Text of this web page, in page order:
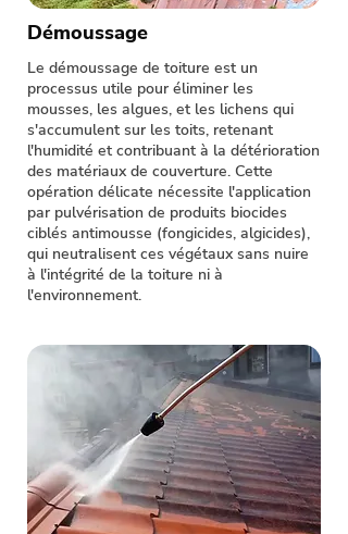
Démoussage
Le démoussage de toiture est un
processus utile pour éliminer les
mousses, les algues, et les lichens qui
s'accumulent sur les toits, retenant
l'humidité et contribuant à la détérioration
des matériaux de couverture. Cette
opération délicate nécessite l'application
par pulvérisation de produits biocides
ciblés antimousse (fongicides, algicides),
qui neutralisent ces végétaux sans nuire
à l'intégrité de la toiture ni à
l'environnement.